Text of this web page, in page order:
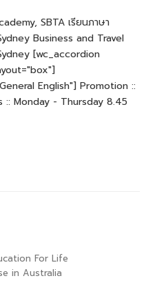
SBTA เรียนภาษา
Business and Travel
[wc_accordion
English"] Promotion ::
:: Monday - Thursday 8.45
For Life
in Australia